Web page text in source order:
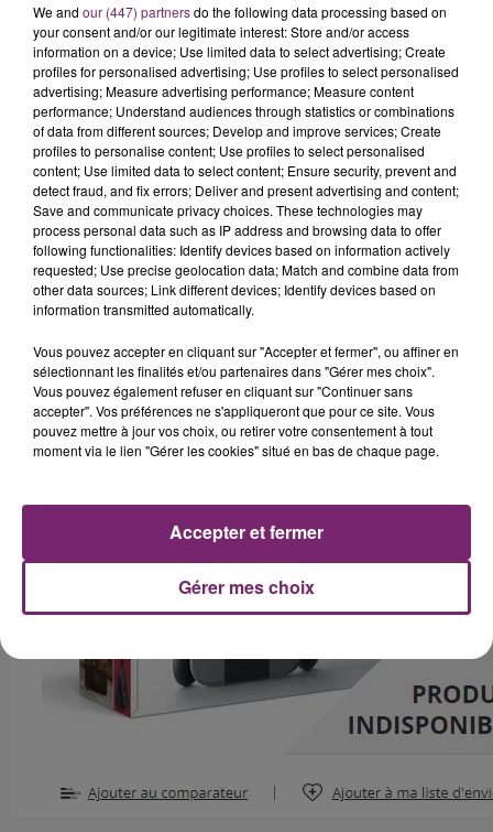
Pareil sur le site de Darty :
We and our (447) partnersdo the following data processing based on
your consent and/or our legitimate interest: Store and/or access
information on a device; Use limited data to select advertising; Create
profiles for personalised advertising; Use profiles to select personalised
advertising; Measure advertising performance; Measure content
performance; Understand audiences through statistics or combinations
of data from different sources; Develop and improve services; Create
profiles to personalise content; Use profiles to select personalised
content; Use limited data to select content; Ensure security, prevent and
detect fraud, and fix errors; Deliver and present advertising and content;
Save and communicate privacy choices. These technologies may
process personal data such as IP address and browsing data to offer
following functionalities: Identify devices based on information actively
requested; Use precise geolocation data; Match and combine data from
other data sources; Link different devices; Identify devices based on
information transmitted automatically.
Vous pouvez accepter en cliquant sur "Accepter et fermer", ou affiner en
sélectionnant les finalités et/ou partenaires dans "Gérer mes choix".
Vous pouvez également refuser en cliquant sur "Continuer sans
accepter". Vos préférences ne s'appliqueront que pour ce site. Vous
pouvez mettre à jour vos choix, ou retirer votre consentement à tout
moment via le lien "Gérer les cookies" situé en bas de chaque page.
Gérer mes choix
Accepter et fermer